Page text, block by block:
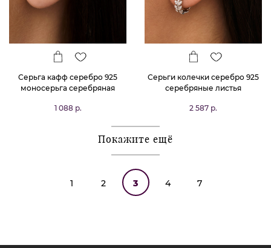
Серьга кафф серебро 925
моносерьга серебряная
1 088 р.
Серьги колечки серебро 925
серебряные листья
2 587 р.
Покажите ещё
1 2 3 4 7